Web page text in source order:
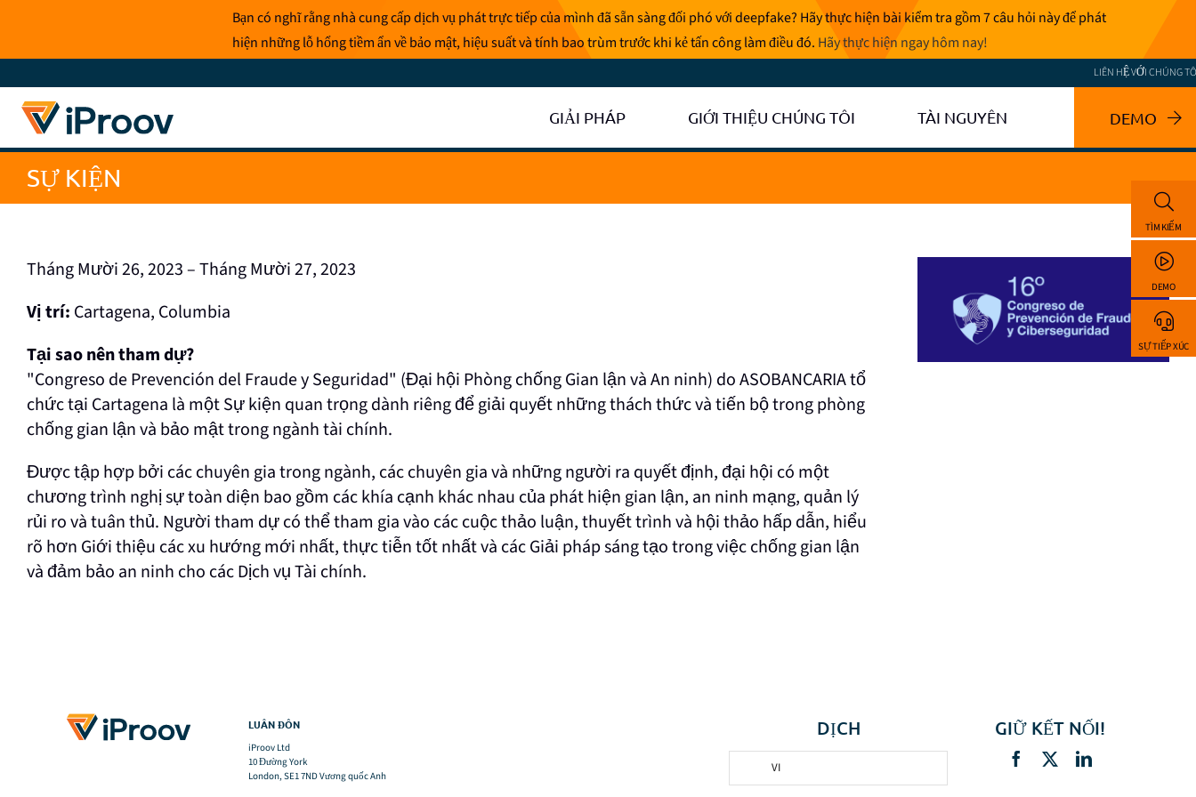
qua
phần
nội
dung
Bạn có nghĩ rằng nhà cung cấp dịch vụ phát trực tiếp của mình đã sẵn sàng đối phó với deepfake? Hãy thực hiện bài kiểm tra gồm 7 câu hỏi này để phát
hiện những lỗ hổng tiềm ẩn về bảo mật, hiệu suất và tính bao trùm trước khi kẻ tấn công làm điều đó. Hãy thực hiện ngay hôm nay!
LIÊN HỆ VỚI CHÚNG
GIẢI PHÁP GIỚI THIỆU CHÚNG TÔI TÀI NGUYÊN DEMO
SỰ KIỆN
Tháng Mười 26, 2023 – Tháng Mười 27, 2023
Vị trí: Cartagena, Columbia
Tại sao nên tham dự?
"Congreso de Prevención del Fraude y Seguridad" (Đại hội Phòng chống Gian lận và An ninh) do ASOBANCARIA tổ
chức tại Cartagena là một Sự kiện quan trọng dành riêng để giải quyết những thách thức và tiến bộ trong phòng
chống gian lận và bảo mật trong ngành tài chính.
Được tập hợp bởi các chuyên gia trong ngành, các chuyên gia và những người ra quyết định, đại hội có một
chương trình nghị sự toàn diện bao gồm các khía cạnh khác nhau của phát hiện gian lận, an ninh mạng, quản lý
rủi ro và tuân thủ. Người tham dự có thể tham gia vào các cuộc thảo luận, thuyết trình và hội thảo hấp dẫn, hiểu
rõ hơn Giới thiệu các xu hướng mới nhất, thực tiễn tốt nhất và các Giải pháp sáng tạo trong việc chống gian lận
và đảm bảo an ninh cho các Dịch vụ Tài chính.
LUÂN ĐÔN
iProov Ltd
10 Đường York
London, SE1 7ND Vương quốc Anh
DỊCH
VI
GIỮ KẾT NỐI!
TÌM KIẾM
DEMO
SỰ TIẾP XÚC